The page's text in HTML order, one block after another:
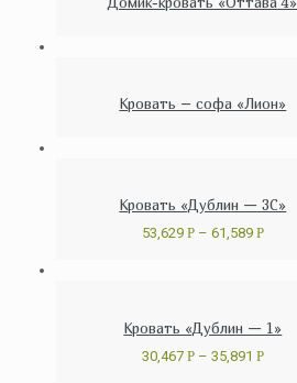
Кровать – софа «Лион»
Кровать «Дублин — 3C»
53,629 Р– 61,589 Р
Кровать «Дублин — 1»
30,467 Р– 35,891 Р